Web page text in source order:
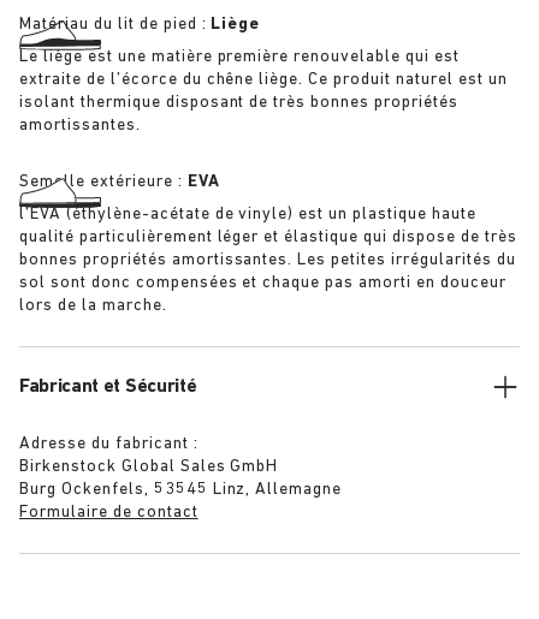
Matériau du lit de pied : Liège
Le liège est une matière première renouvelable qui est
extraite de l’écorce du chêne liège. Ce produit naturel est un
isolant thermique disposant de très bonnes propriétés
amortissantes.
Semelle extérieure : EVA
l’EVA (éthylène-acétate de vinyle) est un plastique haute
qualité particulièrement léger et élastique qui dispose de très
bonnes propriétés amortissantes. Les petites irrégularités du
sol sont donc compensées et chaque pas amorti en douceur
lors de la marche.
Fabricant et Sécurité
Adresse du fabricant :
Birkenstock Global Sales GmbH
Burg Ockenfels, 53545 Linz, Allemagne
Formulaire de contact